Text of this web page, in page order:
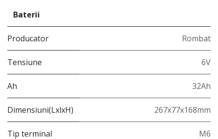
Baterii
Producator Rombat
Tensiune 6V
Ah 32Ah
Dimensiuni(LxlxH) 267x77x168mm
Tip terminal M6